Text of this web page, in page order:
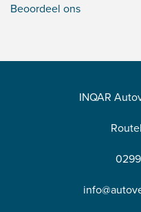
Beoordeel ons
INQAR